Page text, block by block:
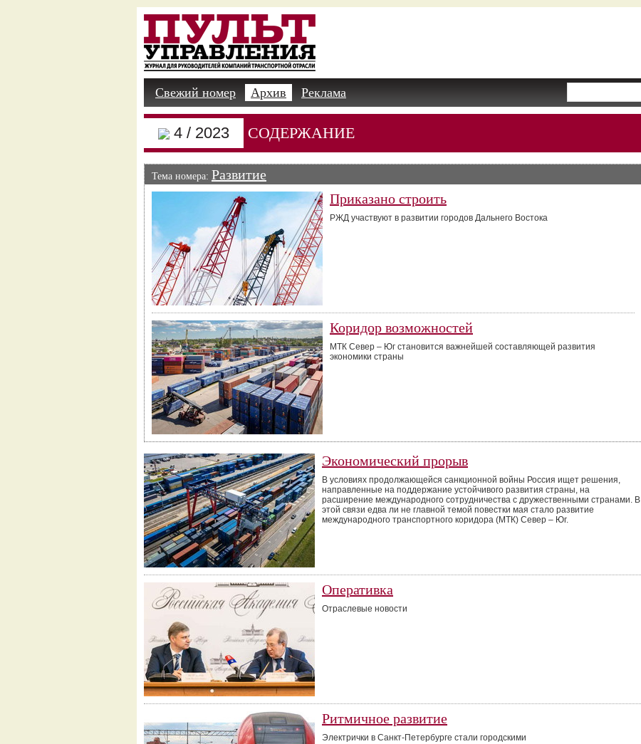
Свежий номер Архив Реклама
4 / 2023 СОДЕРЖАНИЕ
Тема номера: Развитие
Приказано строить
РЖД участвуют в развитии городов Дальнего Востока
Коридор возможностей
МТК Север – Юг становится важнейшей составляющей развития
экономики страны
Экономический прорыв
В условиях продолжающейся санкционной войны Россия ищет решения,
направленные на поддержание устойчивого развития страны, на
расширение международного сотрудничества с дружественными странами. В
этой связи едва ли не главной темой повестки мая стало развитие
международного транспортного коридора (МТК) Север – Юг.
Оперативка
Отраслевые новости
Ритмичное развитие
Электрички в Санкт-Петербурге стали городскими